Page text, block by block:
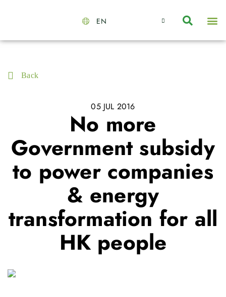
EN
Back
05 JUL 2016
No more
Government subsidy
to power companies
& energy
transformation for all
HK people